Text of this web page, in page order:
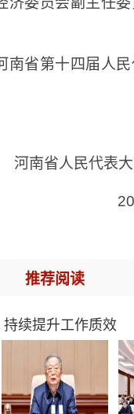
省第十四届人民
河南省人民代表
推荐阅读
续提升工作质效